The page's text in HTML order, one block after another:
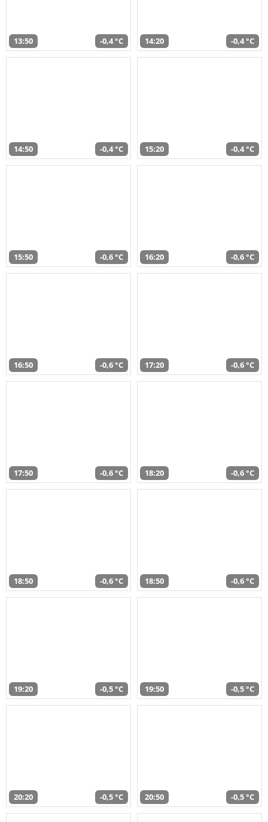
13:50 -0,4 °C 14:20 -0,4 °C
14:50 -0,4 °C 15:20 -0,4 °C
15:50 -0,6 °C 16:20 -0,6 °C
16:50 -0,6 °C 17:20 -0,6 °C
17:50 -0,6 °C 18:20 -0,6 °C
18:50 -0,6 °C 18:50 -0,6 °C
19:20 -0,5 °C 19:50 -0,5 °C
20:20 -0,5 °C 20:50 -0,5 °C